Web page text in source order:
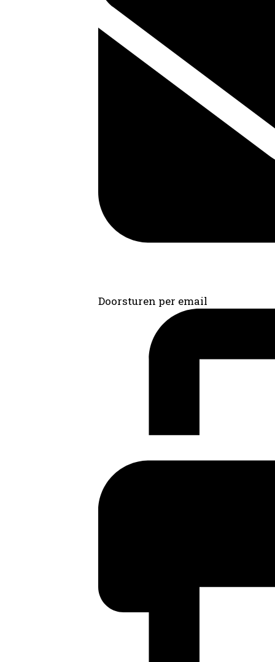
Doorsturen per email